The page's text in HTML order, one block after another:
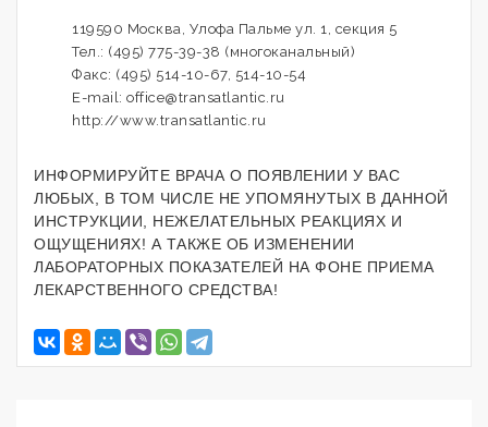
119590 Москва, Улофа Пальме ул. 1, секция 5
Тел.: (495) 775-39-38 (многоканальный)
Факс: (495) 514-10-67, 514-10-54
E-mail: office@transatlantic.ru
http://www.transatlantic.ru
ИНФОРМИРУЙТЕ ВРАЧА О ПОЯВЛЕНИИ У ВАС
ЛЮБЫХ, В ТОМ ЧИСЛЕ НЕ УПОМЯНУТЫХ В ДАННОЙ
ИНСТРУКЦИИ, НЕЖЕЛАТЕЛЬНЫХ РЕАКЦИЯХ И
ОЩУЩЕНИЯХ! А ТАКЖЕ ОБ ИЗМЕНЕНИИ
ЛАБОРАТОРНЫХ ПОКАЗАТЕЛЕЙ НА ФОНЕ ПРИЕМА
ЛЕКАРСТВЕННОГО СРЕДСТВА!